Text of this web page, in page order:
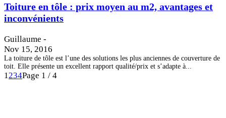
Toiture en tôle : prix moyen au m2, avantages et
inconvénients
Guillaume -
Nov 15, 2016
La toiture de tôle est l’une des solutions les plus anciennes de couverture de
toit. Elle présente un excellent rapport qualité/prix et s’adapte à...
1 234Page 1 / 4